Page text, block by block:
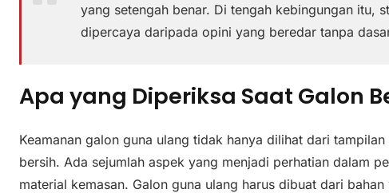
yang setengah benar. Di tengah kebingungan itu,
dipercaya daripada opini yang beredar tanpa
Apa yang Diperiksa Saat Galon
Keamanan galon guna ulang tidak hanya dilihat dari
bersih. Ada sejumlah aspek yang menjadi perhatian dalam
material kemasan. Galon guna ulang harus dibuat dari